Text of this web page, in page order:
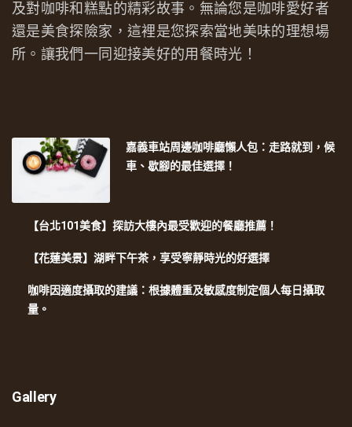
及對咖啡和糕點的精彩故事。無論您是咖啡愛好者
還是美食探險家，這裡是您探索當地美味的理想場
所。讓我們一同迎接美好的用餐時光！
嘉義車站周邊咖啡廳懶人包：走路就到，候
車、歇腳的最佳選擇！
【台北101美食】探訪大樓內最受歡迎的餐廳推薦！
【花蓮美景】湖畔下午茶，享受寧靜時光的好選擇
咖啡因適度攝取的建議：根據體重及敏感度制定個人每日攝取
量。
Gallery